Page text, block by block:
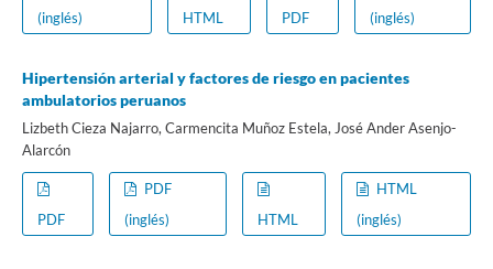
(inglés)
HTML PDF
(inglés)
Hipertensión arterial y factores de riesgo en pacientes
ambulatorios peruanos
Lizbeth Cieza Najarro, Carmencita Muñoz Estela, José Ander Asenjo-
Alarcón
PDF
PDF
(inglés)
HTML
HTML
(inglés)